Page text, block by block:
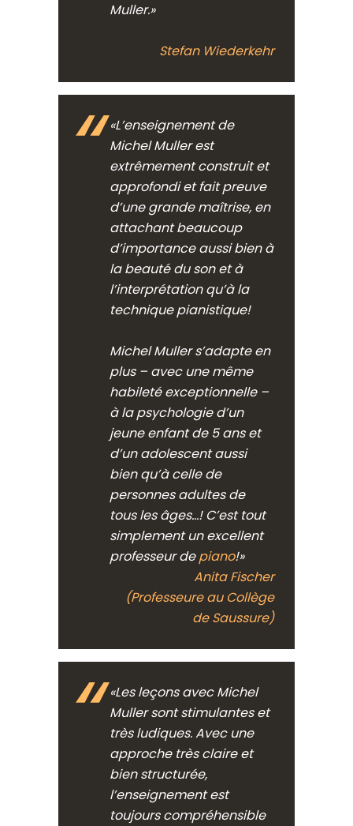
Muller.»
Stefan Wiederkehr
«L’enseignement de
Michel Muller est
extrêmement construit et
approfondi et fait preuve
d’une grande maîtrise, en
attachant beaucoup
d’importance aussi bien à
la beauté du son et à
l’interprétation qu’à la
technique pianistique!
Michel Muller s’adapte en
plus – avec une même
habileté exceptionnelle –
à la psychologie d’un
jeune enfant de 5 ans et
d’un adolescent aussi
bien qu’à celle de
personnes adultes de
tous les âges…! C’est tout
simplement un excellent
professeur depiano!»
Anita Fischer
(Professeure au Collège
de Saussure)
«Les leçons avec Michel
Muller sont stimulantes et
très ludiques. Avec une
approche très claire et
bien structurée,
l’enseignement est
toujours compréhensible